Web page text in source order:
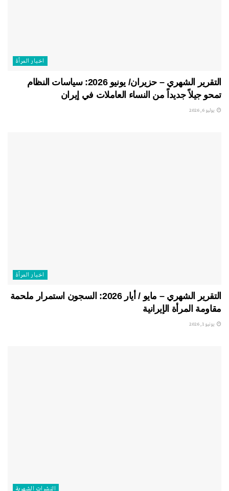
اخبار المرأة
التقرير الشهري – حزيران/ يونيو 2026: سياسات النظام
تمحو جيلاً جديداً من النساء العاملات في إيران
يوليو 6, 2026
اخبار المرأة
التقرير الشهري – مايو / أيار 2026: السجون استمرار ملحمة
مقاومة المرأة الإيرانية
يونيو 1, 2026
النشرات الشهریة